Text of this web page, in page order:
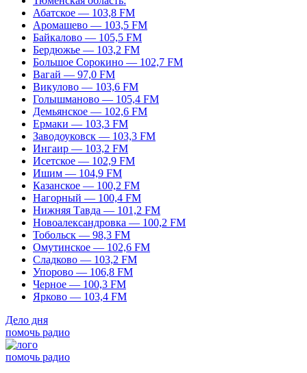
Абатское — 103,8 FM
Аромашево — 103,5 FM
Байкалово — 105,5 FM
Бердюжье — 103,2 FM
Большое Сорокино — 102,7 FM
Вагай — 97,0 FM
Викулово — 103,6 FM
Голышманово — 105,4 FM
Демьянское — 102,6 FM
Ермаки — 103,3 FM
Заводоуковск — 103,3 FM
Ингаир — 103,2 FM
Исетское — 102,9 FM
Ишим — 104,9 FM
Казанское — 100,2 FM
Нагорный — 100,4 FM
Нижняя Тавда — 101,2 FM
Новоалександровка — 100,2 FM
Тобольск — 98,3 FM
Омутинское — 102,6 FM
Сладково — 103,2 FM
Упорово — 106,8 FM
Черное — 100,3 FM
Ярково — 103,4 FM
Дело дня
помочь радио
помочь радио